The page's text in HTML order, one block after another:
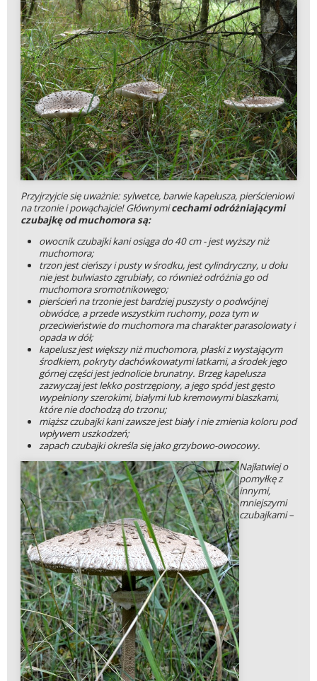
Przyjrzyjcie się uważnie: sylwetce, barwie kapelusza, pierścieniowi
na trzonie i powąchajcie! Głównymicechami odróżniającymi
czubajkę od muchomora są:
owocnik czubajki kani osiąga do 40 cm - jest wyższy niż
muchomora;
trzon jest cieńszy i pusty w środku, jest cylindryczny, u dołu
nie jest bulwiasto zgrubiały, co również odróżnia go od
muchomora sromotnikowego;
pierścień na trzonie jest bardziej puszysty o podwójnej
obwódce, a przede wszystkim ruchomy, poza tym w
przeciwieństwie do muchomora ma charakter parasolowaty i
opada w dół;
kapelusz jest większy niż muchomora, płaski z wystającym
środkiem, pokryty dachówkowatymi łatkami, a środek jego
górnej części jest jednolicie brunatny. Brzeg kapelusza
zazwyczaj jest lekko postrzępiony, a jego spód jest gęsto
wypełniony szerokimi, białymi lub kremowymi blaszkami,
które nie dochodzą do trzonu;
miąższ czubajki kani zawsze jest biały i nie zmienia koloru pod
wpływem uszkodzeń;
zapach czubajki określa się jako grzybowo-owocowy.
Najłatwiej o
pomyłkę z
innymi,
mniejszymi
czubajkami –